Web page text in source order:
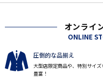
オンライ
ONLINE
圧倒的な品揃え
大型店限定商品や、特別サイズ
豊富！